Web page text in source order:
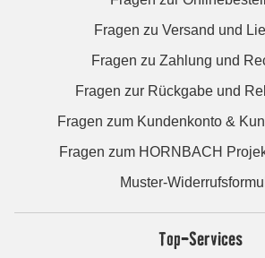
Fragen zu Versand und
Fragen zu Zahlung und
Fragen zur Rückgabe und
Fragen zum Kundenkonto &
Fragen zum HORNBACH
Muster-
Top-Services